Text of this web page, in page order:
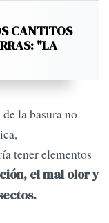
CANTITOS
"LA
la basura no
tener elementos
el mal olor y